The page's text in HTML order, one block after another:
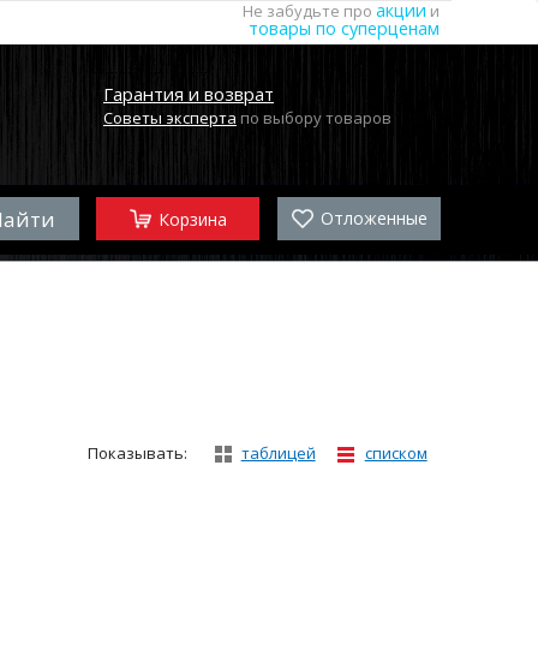
Не забудьте про акции и
товары по суперценам
Гарантия и возврат
Советы эксперта по выбору товаров
Корзина Отложенные
Показывать: таблицей списком